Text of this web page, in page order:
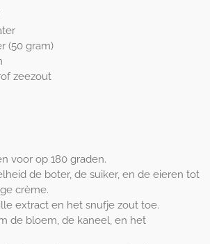
(50 gram)
zeezout
voor op 180 graden.
de boter, de suiker, en de eieren tot
crème.
extract en het snufje zout toe.
de bloem, de kaneel, en het